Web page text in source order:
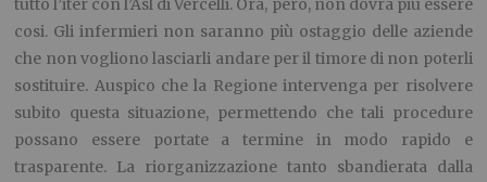
tutto l’iter con l’Asl di Vercelli. Ora, però, non dovrà più essere
cosi. Gli infermieri non saranno più ostaggio delle aziende
che non vogliono lasciarli andare per il timore di non poterli
sostituire. Auspico che la Regione intervenga per risolvere
subito questa situazione, permettendo che tali procedure
possano essere portate a termine in modo rapido e
trasparente. La riorganizzazione tanto sbandierata dalla